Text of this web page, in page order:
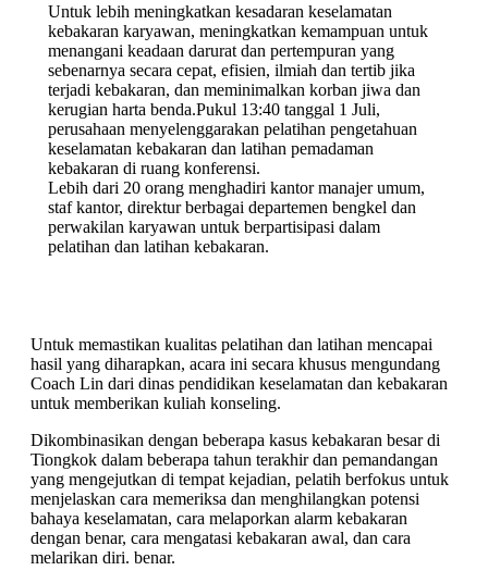
Untuk lebih meningkatkan kesadaran keselamatan
kebakaran karyawan, meningkatkan kemampuan untuk
menangani keadaan darurat dan pertempuran yang
sebenarnya secara cepat, efisien, ilmiah dan tertib jika
terjadi kebakaran, dan meminimalkan korban jiwa dan
kerugian harta benda.Pukul 13:40 tanggal 1 Juli,
perusahaan menyelenggarakan pelatihan pengetahuan
keselamatan kebakaran dan latihan pemadaman
kebakaran di ruang konferensi.
Lebih dari 20 orang menghadiri kantor manajer umum,
staf kantor, direktur berbagai departemen bengkel dan
perwakilan karyawan untuk berpartisipasi dalam
pelatihan dan latihan kebakaran.
Untuk memastikan kualitas pelatihan dan latihan mencapai
hasil yang diharapkan, acara ini secara khusus mengundang
Coach Lin dari dinas pendidikan keselamatan dan kebakaran
untuk memberikan kuliah konseling.
Dikombinasikan dengan beberapa kasus kebakaran besar di
Tiongkok dalam beberapa tahun terakhir dan pemandangan
yang mengejutkan di tempat kejadian, pelatih berfokus untuk
menjelaskan cara memeriksa dan menghilangkan potensi
bahaya keselamatan, cara melaporkan alarm kebakaran
dengan benar, cara mengatasi kebakaran awal, dan cara
melarikan diri. benar.